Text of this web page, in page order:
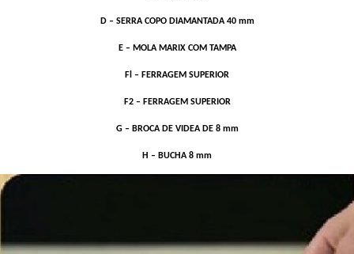
D – SERRA COPO DIAMANTADA 40 mm
E – MOLA MARIX COM TAMPA
Fl – FERRAGEM SUPERIOR
F2 – FERRAGEM SUPERIOR
G – BROCA DE VIDEA DE 8 mm
H – BUCHA 8 mm